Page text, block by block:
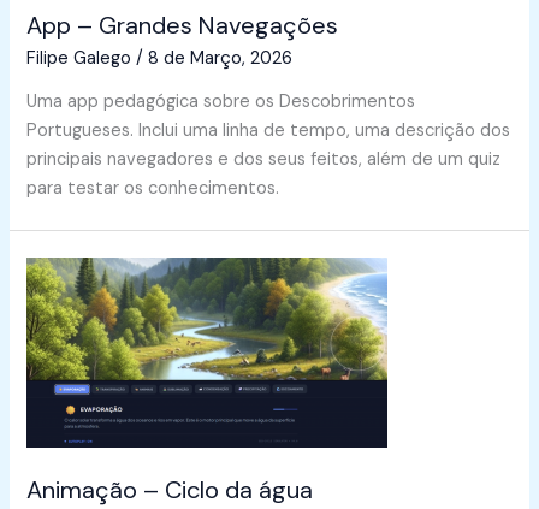
App – Grandes Navegações
Filipe Galego/8 de Março, 2026
Uma app pedagógica sobre os Descobrimentos
Portugueses. Inclui uma linha de tempo, uma descrição dos
principais navegadores e dos seus feitos, além de um quiz
para testar os conhecimentos.
Animação – Ciclo da água